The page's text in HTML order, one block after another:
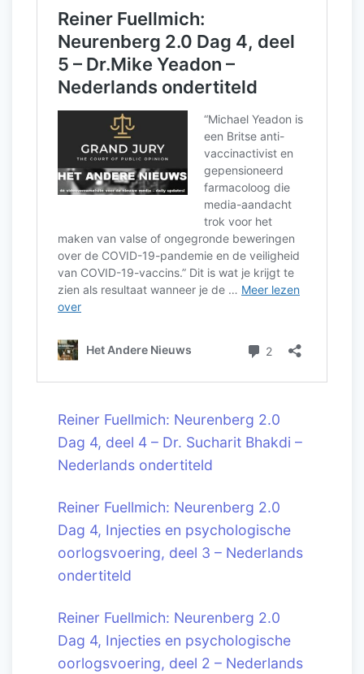
Reiner Fuellmich: Neurenberg 2.0
Dag 4, deel 4 – Dr. Sucharit Bhakdi –
Nederlands ondertiteld
Reiner Fuellmich: Neurenberg 2.0
Dag 4, Injecties en psychologische
oorlogsvoering, deel 3 – Nederlands
ondertiteld
Reiner Fuellmich: Neurenberg 2.0
Dag 4, Injecties en psychologische
oorlogsvoering, deel 2 – Nederlands